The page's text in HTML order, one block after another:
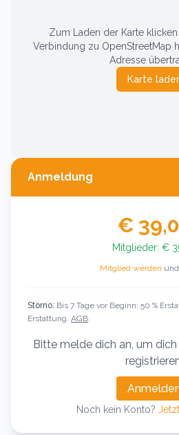
Zum Laden der Karte
Verbindung zu OpenStreetMap
Adresse
Karte
Anmeldung
€
Mitglieder: €
Mitglied werden
Storno: Bis 7 Tage vor Beginn: 50 %
Erstattung. AGB
Bitte melde dich an, um
Noch kein Konto?